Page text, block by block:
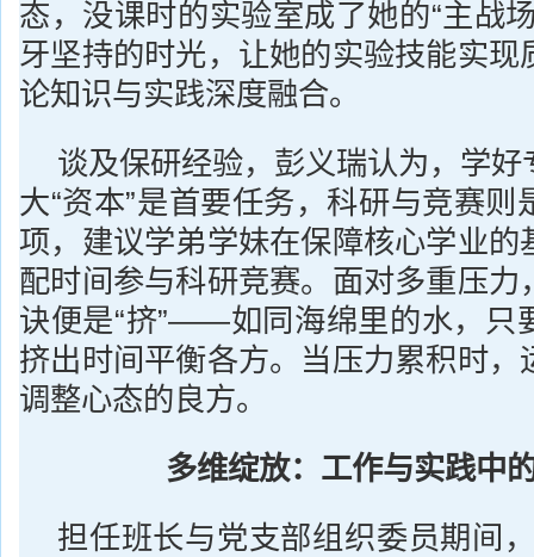
态，没课时的实验室成了她的“主战
牙坚持的时光，让她的实验技能实现
论知识与实践深度融合。
谈及保研经验，彭义瑞认为，学
大“资本”是首要任务，科研与竞赛则
项，建议学弟学妹在保障核心学业的
配时间参与科研竞赛。面对多重压力
诀便是“挤”——如同海绵里的水，只
挤出时间平衡各方。当压力累积时，
调整心态的良方。
多维绽放：工作与实践中
担任班长与党支部组织委员期间